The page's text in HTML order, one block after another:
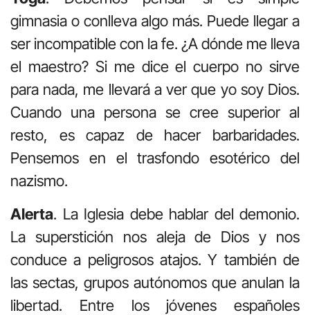
gimnasia o conlleva algo más. Puede llegar a
ser incompatible con la fe. ¿A dónde me lleva
el maestro? Si me dice el cuerpo no sirve
para nada, me llevará a ver que yo soy Dios.
Cuando una persona se cree superior al
resto, es capaz de hacer barbaridades.
Pensemos en el trasfondo esotérico del
nazismo.
Alerta. La Iglesia debe hablar del demonio.
La superstición nos aleja de Dios y nos
conduce a peligrosos atajos. Y también de
las sectas, grupos autónomos que anulan la
libertad. Entre los jóvenes españoles